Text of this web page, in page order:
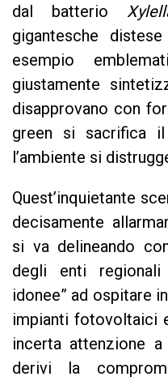
dal batterio
gigantesche
esempio
giustamente
disapprovano con
green si sacrifica
l’ambiente si
Quest’inquietante
decisamente
si va delineando
degli enti
idonee” ad ospitare
impianti fotovoltaici
incerta attenzione
derivi la